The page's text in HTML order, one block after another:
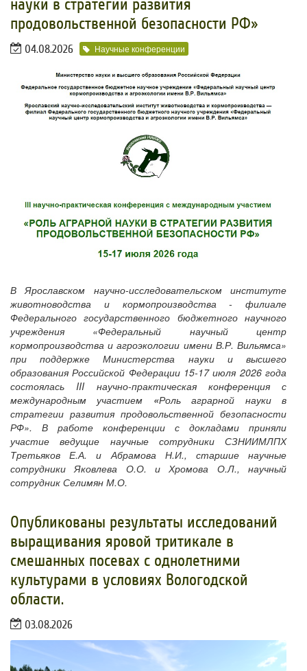
науки в стратегии развития
продовольственной безопасности РФ»
04.08.2026 Научные конференции
В Ярославском научно-исследовательском институте
животноводства и кормопроизводства - филиале
Федерального государственного бюджетного научного
учреждения «Федеральный научный центр
кормопроизводства и агроэкологии имени В.Р. Вильямса»
при поддержке Министерства науки и высшего
образования Российской Федерации 15-17 июля 2026 года
состоялась III научно-практическая конференция с
международным участием «Роль аграрной науки в
стратегии развития продовольственной безопасности
РФ». В работе конференции с докладами приняли
участие ведущие научные сотрудники СЗНИИМЛПХ
Третьяков Е.А. и Абрамова Н.И., старшие научные
сотрудники Яковлева О.О. и Хромова О.Л., научный
сотрудник Селимян М.О.
Опубликованы результаты исследований
выращивания яровой тритикале в
смешанных посевах с однолетними
культурами в условиях Вологодской
области.
03.08.2026